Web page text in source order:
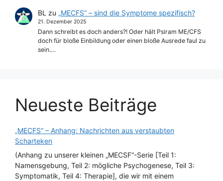
BL zu „MECFS“ – sind die Symptome spezifisch?
21. Dezember 2025
Dann schreibt es doch anders?! Oder hält Psiram ME/CFS
doch für bloße Einbildung oder einen bloße Ausrede faul zu
sein.…
Neueste Beiträge
„MECFS“ – Anhang: Nachrichten aus verstaubten
Scharteken
(Anhang zu unserer kleinen „MECSF“-Serie [Teil 1:
Namensgebung, Teil 2: mögliche Psychogenese, Teil 3:
Symptomatik, Teil 4: Therapie], die wir mit einem